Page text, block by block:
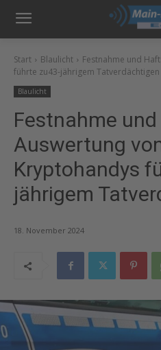
Start Blaulicht
Festnahme und
führte zu43-jährigem Tatverdächtigen
Blaulicht
Festnahme
Auswertung
Kryptohandys
jährigem
18. November 2024